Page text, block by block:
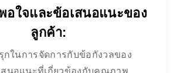
อใจและข้อเสนอแนะของ
ลูกค้า:
กในการจัดการกับข้อกังวลของ
สนอแนะที่เกี่ยวข้องกับคุณภาพ